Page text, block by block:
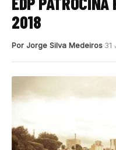
2018
Por Jorge Silva Medeiros 31